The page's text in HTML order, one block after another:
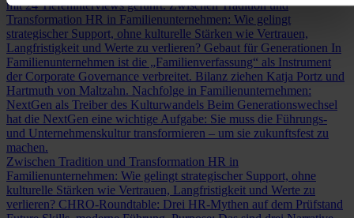
mit 24 Tiefeninterviews geführt.Zwischen Tradition und
Transformation HR in Familienunternehmen: Wie gelingt
strategischer Support, ohne kulturelle Stärken wie Vertrauen,
Langfristigkeit und Werte zu verlieren? Gebaut für Generationen In
Familienunternehmen ist die „Familienverfassung“ als Instrument
der Corporate Governance verbreitet. Bilanz ziehen Katja Portz und
Hartmuth von Maltzahn. Nachfolge in Familienunternehmen:
NextGen als Treiber des Kulturwandels Beim Generationswechsel
hat die NextGen eine wichtige Aufgabe: Sie muss die Führungs-
und Unternehmenskultur transformieren – um sie zukunftsfest zu
machen.
Zwischen Tradition und Transformation HR in
Familienunternehmen: Wie gelingt strategischer Support, ohne
kulturelle Stärken wie Vertrauen, Langfristigkeit und Werte zu
verlieren? CHRO-Roundtable: Drei HR-Mythen auf dem Prüfstand